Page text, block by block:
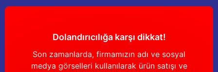
Dolandırıcılığa karşı dikkat!
Son zamanlarda, firmamızın adı ve sosyal
medya görselleri kullanılarak ürün satışı ve